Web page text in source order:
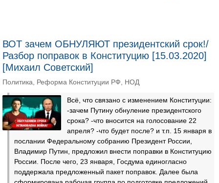
ВОТ зачем ОБНУЛЯЮТ президентский срок!/
Разбор поправок в Конституцию [15.03.2020]
[Михаил Советский]
Политика Реформа Конституции РФ НОД
Всё, что связано с изменением Конституции:
-зачем Путину обнуление президентского
срока? -что вносится на голосование 22
апреля? -что будет после? и т.п. 15 января в
послании Федеральному собранию Президент России,
Владимир Путин, предложил внести поправки в Конституцию
России. После чего, 23 января, Госдума единогласно
поддержала предложенный пакет поправок. Далее была